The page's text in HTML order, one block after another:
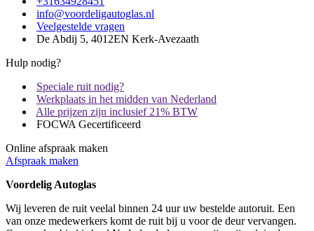
info@voordeligautoglas.nl
Veelgestelde vragen
De Abdij 5, 4012EN Kerk-Avezaath
Hulp nodig?
Speciale ruit nodig?
Werkplaats in het midden van Nederland
Alle prijzen zijn inclusief 21% BTW
FOCWA Gecertificeerd
Online afspraak maken
Afspraak maken
Voordelig Autoglas
Wij leveren de ruit veelal binnen 24 uur uw bestelde autoruit. Een
van onze medewerkers komt de ruit bij u voor de deur vervangen.